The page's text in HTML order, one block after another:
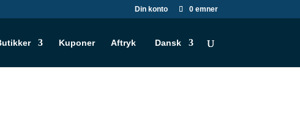
Din konto 0 emner
Kuponer Aftryk Dansk